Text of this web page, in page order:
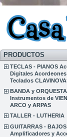
PRODUCTOS
TECLAS - PIANOS
Digitales
Teclados
BANDA y ORQUESTA
Instrumentos de
ARCO y ARPAS
TALLER - LUTHERIA
GUITARRAS - BAJOS
Amplificadores y